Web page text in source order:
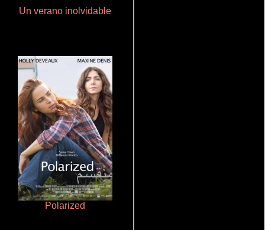
Un verano inolvidable
Polarized